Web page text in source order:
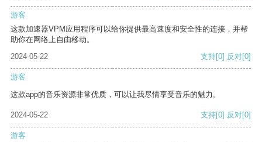
游客
这款加速器VPM应用程序可以给你提供最高速度和安全性的连接，并帮
助你在网络上自由移动。
2024-05-22
支持[0] 反对[0]
游客
这款app的音乐资源非常优质，可以让我尽情享受音乐的魅力。
2024-05-22 支持[0] 反对[0]
游客